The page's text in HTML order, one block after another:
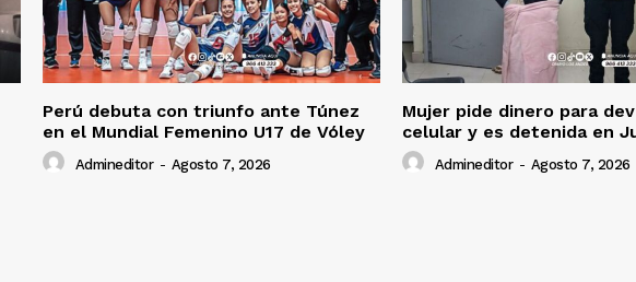
Perú debuta con triunfo ante Túnez
en el Mundial Femenino U17 de Vóley
Admineditor - Agosto 7, 2026
Mujer pide dinero para
celular y es detenida en
Admineditor - Agosto 7, 2026